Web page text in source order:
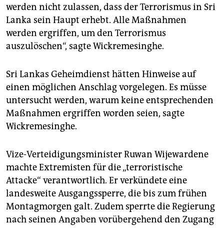
werden nicht zulassen, dass der Terrorismus in Sri
Lanka sein Haupt erhebt. Alle Maßnahmen
werden ergriffen, um den Terrorismus
auszulöschen“, sagte Wickremesinghe.
Sri Lankas Geheimdienst hätten Hinweise auf
einen möglichen Anschlag vorgelegen. Es müsse
untersucht werden, warum keine entsprechenden
Maßnahmen ergriffen worden seien, sagte
Wickremesinghe.
Vize-Verteidigungsminister Ruwan Wijewardene
machte Extremisten für die „terroristische
Attacke“ verantwortlich. Er verkündete eine
landesweite Ausgangssperre, die bis zum frühen
Montagmorgen galt. Zudem sperrte die Regierung
nach seinen Angaben vorübergehend den Zugang